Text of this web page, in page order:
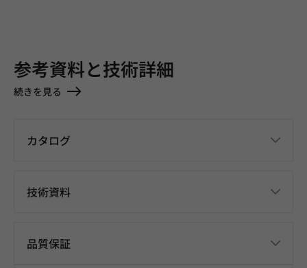
参考資料と技術詳細
続きを見る
カタログ
技術資料
品質保証